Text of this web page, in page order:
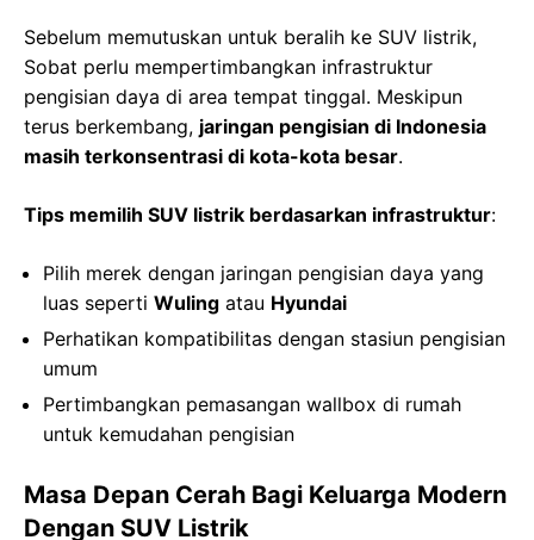
Sebelum memutuskan untuk beralih ke SUV listrik,
Sobat perlu mempertimbangkan infrastruktur
pengisian daya di area tempat tinggal. Meskipun
terus berkembang, jaringan pengisian di Indonesia
masih terkonsentrasi di kota-kota besar.
Tips memilih SUV listrik berdasarkan infrastruktur:
Pilih merek dengan jaringan pengisian daya yang
luas seperti Wuling atau Hyundai
Perhatikan kompatibilitas dengan stasiun pengisian
umum
Pertimbangkan pemasangan wallbox di rumah
untuk kemudahan pengisian
Masa Depan Cerah Bagi Keluarga Modern
Dengan SUV Listrik